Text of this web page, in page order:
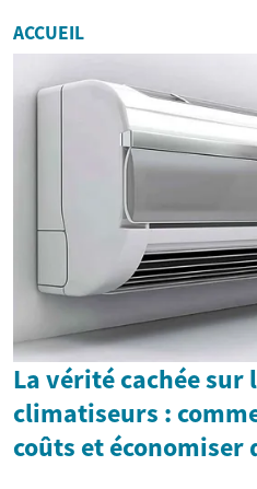
ACCUEIL
La vérité cachée sur
climatiseurs :
coûts et économiser